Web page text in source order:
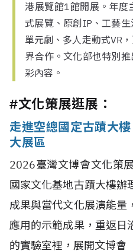
港展覽館1館開展。年度
式展覽、原創IP、工藝
單元劇、多人走動式VR
界合作。文化部也特別
彩內容。
#文化策展逛展：
走進空總國定古蹟大
大展區
2026臺灣文博會文化策
國家文化基地古蹟大樓辦
成果與當代文化展演能量
應用的示範成果，重返日
的實驗室裡，展開文博會